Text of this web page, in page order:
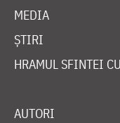
MEDIA
ȘTIRI
HRAMUL SFINTEI
AUTORI